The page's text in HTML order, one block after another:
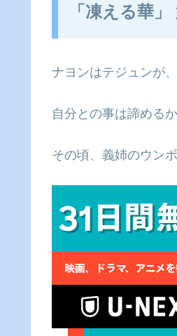
「凍える華
ナヨンはテジュンが
自分との事は諦める
その頃、義姉のウン